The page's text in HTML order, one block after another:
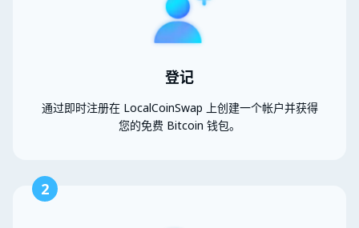
登记
通过即时注册在 LocalCoinSwap 上创建一个帐户并获得
您的免费 Bitcoin 钱包。
2